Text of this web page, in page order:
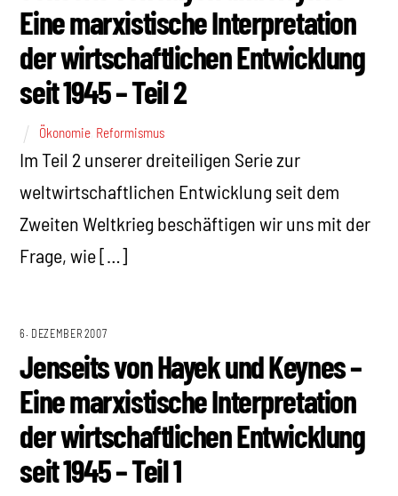
Eine marxistische Interpretation
der wirtschaftlichen Entwicklung
seit 1945 – Teil 2
Ökonomie Reformismus
Im Teil 2 unserer dreiteiligen Serie zur
weltwirtschaftlichen Entwicklung seit dem
Zweiten Weltkrieg beschäftigen wir uns mit der
Frage, wie […]
6. DEZEMBER 2007
Jenseits von Hayek und Keynes –
Eine marxistische Interpretation
der wirtschaftlichen Entwicklung
seit 1945 – Teil 1